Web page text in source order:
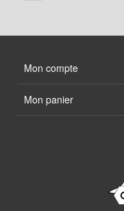
Mon compte
Mon panier